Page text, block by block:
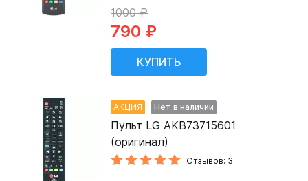
1000 ₽
790 ₽
АКЦИЯ Нет в наличии
Пульт LG AKB73715601
(оригинал)
Отзывов: 3